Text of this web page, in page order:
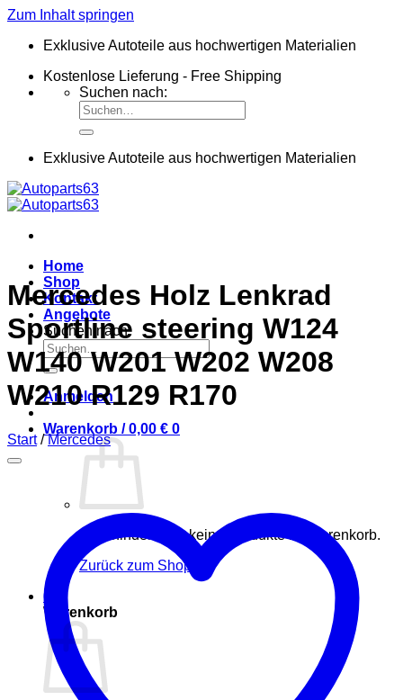
Zum Inhalt springen
Exklusive Autoteile aus hochwertigen Materialien
Kostenlose Lieferung - Free Shipping
Suchen nach:
Exklusive Autoteile aus hochwertigen Materialien
Home
Shop
Kontakt
Angebote
Suchen nach:
Anmelden
Warenkorb /0,00 € 0
Es befinden sich keine Produkte im Warenkorb.
Zurück zum Shop
0
Warenkorb
Mercedes Holz Lenkrad
Sportline steering W124
W140 W201 W202 W208
W210 R129 R170
Start / Mercedes